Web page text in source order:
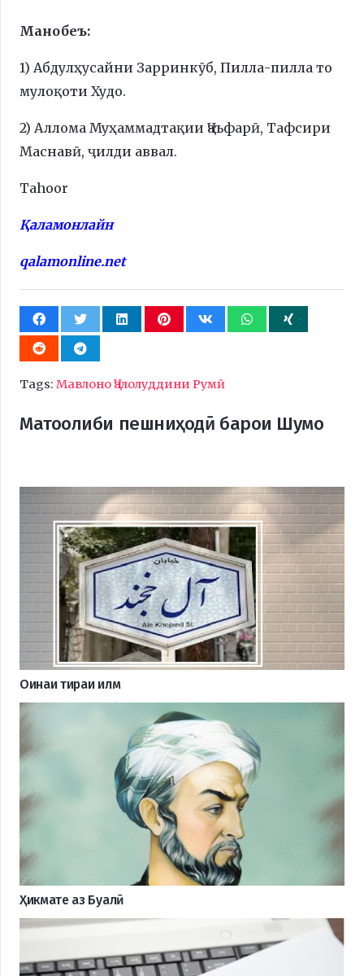
Манобеъ:
1) Абдулҳусайни Зарринкӯб, Пилла-пилла то
мулоқоти Худо.
2) Аллома Муҳаммадтақии Ҷаъфарӣ, Тафсири
Маснавӣ, ҷилди аввал.
Tahoor
Қаламонлайн
qalamonline.net
Tags: Мавлоно Ҷалолуддини Румӣ
Матоолиби пешниҳодӣ барои Шумо
Оинаи тираи илм
Ҳикмате аз Буалӣ